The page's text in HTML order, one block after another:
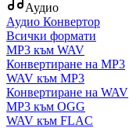
Аудио
Аудио Конвертор
Всички формати
MP3 към WAV
Конвертиране на MP3
WAV към MP3
Конвертиране на WAV
MP3 към OGG
WAV към FLAC